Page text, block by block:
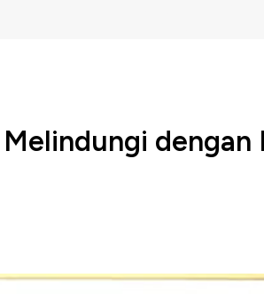
dengan
Prabowo Subianto menegaskan